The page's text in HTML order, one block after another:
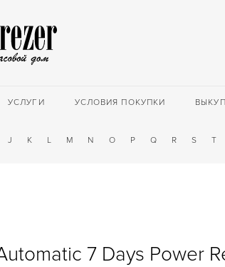
УСЛУГИ УСЛОВИЯ ПОКУПКИ ВЫКУП
J K L M N O P Q R S T
7 Days Power